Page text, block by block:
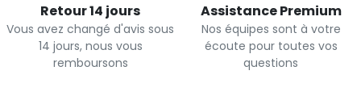
Retour 14 jours
Vous avez changé d'avis sous
14 jours, nous vous
remboursons
Assistance Premium
Nos équipes sont à votre
écoute pour toutes vos
questions